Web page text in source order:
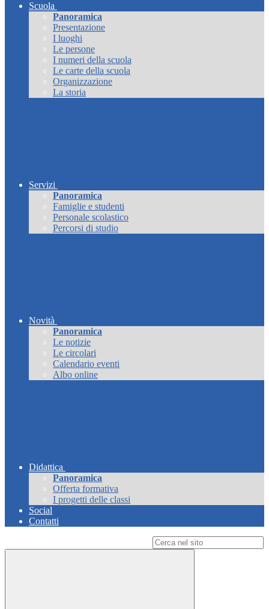
Scuola
Panoramica
Presentazione
I luoghi
Le persone
I numeri della scuola
Le carte della scuola
Organizzazione
La storia
Servizi
Panoramica
Famiglie e studenti
Personale scolastico
Percorsi di studio
Novità
Panoramica
Le notizie
Le circolari
Calendario eventi
Albo online
Didattica
Panoramica
Offerta formativa
I progetti delle classi
Social
Contatti